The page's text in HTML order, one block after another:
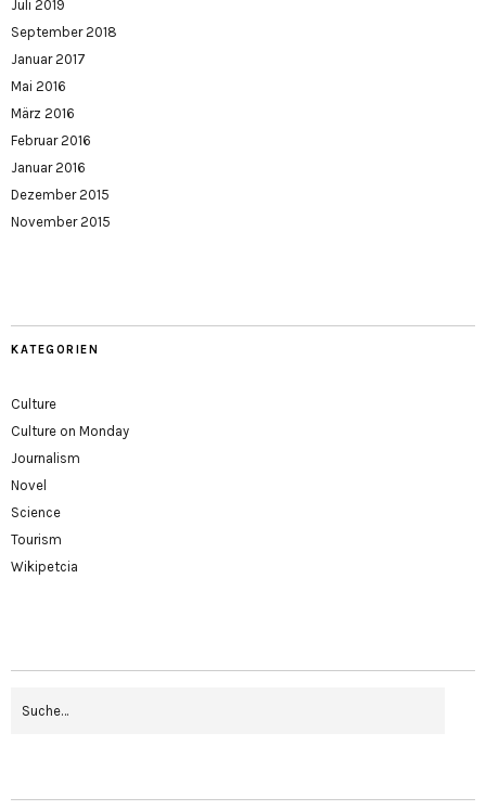
Juli 2019
September 2018
Januar 2017
Mai 2016
März 2016
Februar 2016
Januar 2016
Dezember 2015
November 2015
KATEGORIEN
Culture
Culture on Monday
Journalism
Novel
Science
Tourism
Wikipetcia